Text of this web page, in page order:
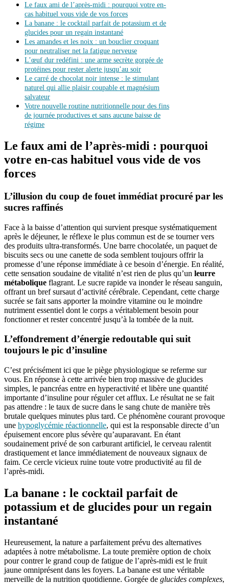
Le faux ami de l’après-midi : pourquoi votre en-
cas habituel vous vide de vos forces
La banane : le cocktail parfait de potassium et de
glucides pour un regain instantané
Les amandes et les noix : un bouclier croquant
pour neutraliser net la fatigue nerveuse
L’œuf dur redéfini : une arme secrète gorgée de
protéines pour rester alerte jusqu’au soir
Le carré de chocolat noir intense : le stimulant
naturel qui allie plaisir coupable et magnésium
salvateur
Votre nouvelle routine nutritionnelle pour des fins
de journée productives et sans aucune baisse de
régime
Le faux ami de l’après-midi : pourquoi
votre en-cas habituel vous vide de vos
forces
L’illusion du coup de fouet immédiat procuré par les
sucres raffinés
Face à la baisse d’attention qui survient presque systématiquement
après le déjeuner, le réflexe le plus commun est de se tourner vers
des produits ultra-transformés. Une barre chocolatée, un paquet de
biscuits secs ou une canette de soda semblent toujours offrir la
promesse d’une réponse immédiate à ce besoin d’énergie. En réalité,
cette sensation soudaine de vitalité n’est rien de plus qu’un leurre
métabolique flagrant. Le sucre rapide va inonder le réseau sanguin,
offrant un bref sursaut d’activité cérébrale. Cependant, cette charge
sucrée se fait sans apporter la moindre vitamine ou le moindre
nutriment essentiel dont le corps a véritablement besoin pour
fonctionner et rester concentré jusqu’à la tombée de la nuit.
L’effondrement d’énergie redoutable qui suit
toujours le pic d’insuline
C’est précisément ici que le piège physiologique se referme sur
vous. En réponse à cette arrivée bien trop massive de glucides
simples, le pancréas entre en hyperactivité et libère une quantité
importante d’insuline pour réguler cet afflux. Le résultat ne se fait
pas attendre : le taux de sucre dans le sang chute de manière très
brutale quelques minutes plus tard. Ce phénomène courant provoque
une hypoglycémie réactionnelle, qui est la responsable directe d’un
épuisement encore plus sévère qu’auparavant. En étant
soudainement privé de son carburant artificiel, le cerveau ralentit
drastiquement et lance immédiatement de nouveaux signaux de
faim. Ce cercle vicieux ruine toute votre productivité au fil de
l’après-midi.
La banane : le cocktail parfait de
potassium et de glucides pour un regain
instantané
Heureusement, la nature a parfaitement prévu des alternatives
adaptées à notre métabolisme. La toute première option de choix
pour contrer le grand coup de fatigue de l’après-midi est le fruit
jaune omniprésent dans les foyers. La banane est une véritable
merveille de la nutrition quotidienne. Gorgée de glucides complexes,